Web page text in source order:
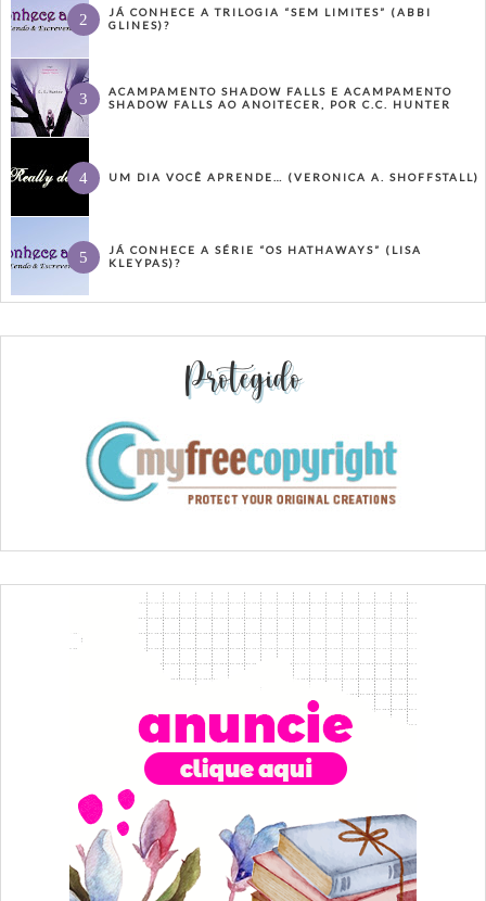
JÁ CONHECE A TRILOGIA “SEM LIMITES” (ABBI
GLINES)?
ACAMPAMENTO SHADOW FALLS E ACAMPAMENTO
SHADOW FALLS AO ANOITECER, POR C.C. HUNTER
UM DIA VOCÊ APRENDE… (VERONICA A. SHOFFSTALL)
JÁ CONHECE A SÉRIE “OS HATHAWAYS” (LISA
KLEYPAS)?
Protegido